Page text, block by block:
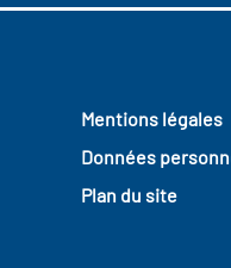
Mentions légales
Données
Plan du site